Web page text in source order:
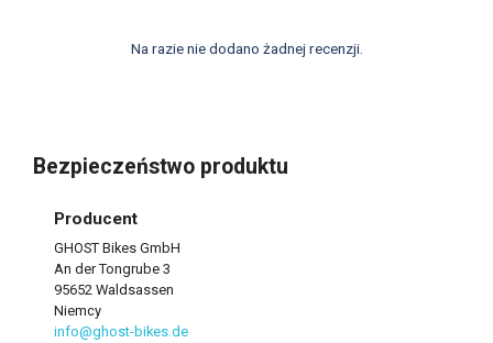
Na razie nie dodano żadnej recenzji.
Bezpieczeństwo produktu
Producent
GHOST Bikes GmbH
An der Tongrube 3
95652 Waldsassen
Niemcy
info@ghost-bikes.de